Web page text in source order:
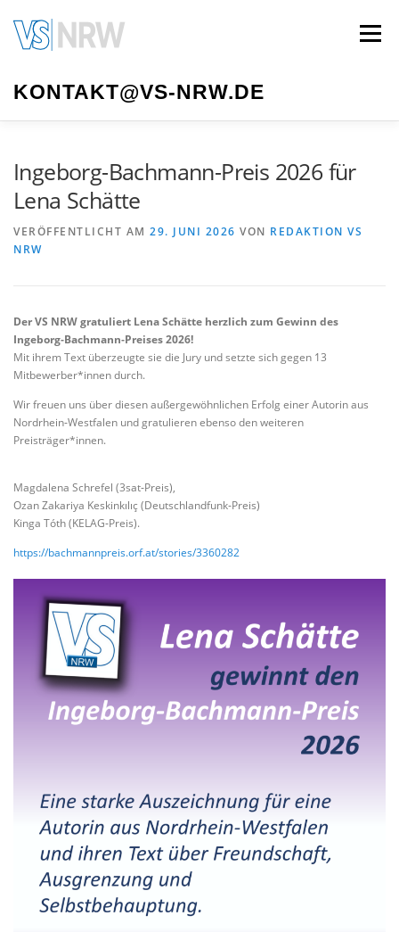
Inhalt
springen
KONTAKT@VS-NRW.DE
Menü
Ingeborg-Bachmann-Preis 2026 für
Lena Schätte
VERÖFFENTLICHT AM 29. JUNI 2026 VON REDAKTION VS
NRW
Der VS NRW gratuliert Lena Schätte herzlich zum Gewinn des
Ingeborg‑Bachmann‑Preises 2026!
Mit ihrem Text überzeugte sie die Jury und setzte sich gegen 13
Mitbewerber*innen durch.
Wir freuen uns über diesen außergewöhnlichen Erfolg einer Autorin aus
Nordrhein‑Westfalen und gratulieren ebenso den weiteren
Preisträger*innen.
Magdalena Schrefel (3sat‑Preis),
Ozan Zakariya Keskinkılıç (Deutschlandfunk‑Preis)
Kinga Tóth (KELAG‑Preis).
https://bachmannpreis.orf.at/stories/3360282